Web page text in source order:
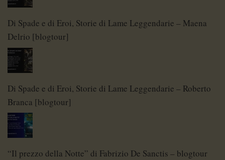
Di Spade e di Eroi, Storie di Lame Leggendarie – Maena
Delrio [blogtour]
Di Spade e di Eroi, Storie di Lame Leggendarie – Roberto
Branca [blogtour]
“Il prezzo della Notte” di Fabrizio De Sanctis – blogtour